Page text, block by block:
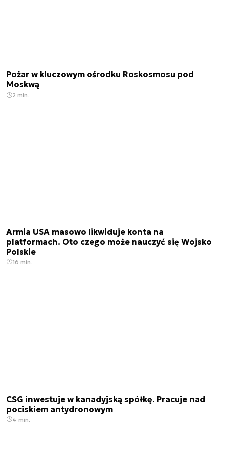
Pożar w kluczowym ośrodku Roskosmosu pod
Moskwą
2 min.
Armia USA masowo likwiduje konta na
platformach. Oto czego może nauczyć się Wojsko
Polskie
16 min.
CSG inwestuje w kanadyjską spółkę. Pracuje nad
pociskiem antydronowym
4 min.